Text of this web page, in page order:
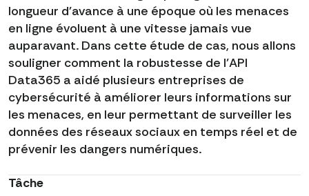
longueur d'avance à une époque où les menaces
en ligne évoluent à une vitesse jamais vue
auparavant. Dans cette étude de cas, nous allons
souligner comment la robustesse de l'API
Data365 a aidé plusieurs entreprises de
cybersécurité à améliorer leurs informations sur
les menaces, en leur permettant de surveiller les
données des réseaux sociaux en temps réel et de
prévenir les dangers numériques.
Tâche